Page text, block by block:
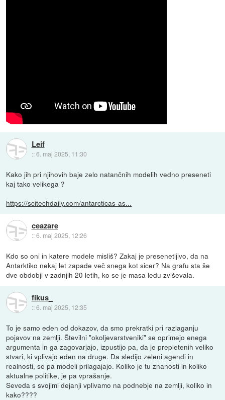
Leif
::6. maj 2025, 11:30
Kako jih pri njihovih baje zelo natančnih modelih vedno preseneti
kaj tako velikega ?
https://scitechdaily.com/antarcticas-as...
ceazare
::6. maj 2025, 12:26
Kdo so oni in katere modele misliš? Zakaj je presenetljivo, da na
Antarktiko nekaj let zapade več snega kot sicer? Na grafu sta še
dve obdobji v zadnjih 20 letih, ko se je masa ledu zviševala.
fikus_
::6. maj 2025, 12:35
To je samo eden od dokazov, da smo prekratki pri razlaganju
pojavov na zemlji. Številni "okoljevarstveniki" se oprimejo enega
argumenta in ga zagovarjajo, izpustijo pa, da je prepletenih veliko
stvari, ki vplivajo eden na druge. Da sledijo zeleni agendi in
realnosti, se pa modeli prilagajajo. Koliko je tu znanosti in koliko
aktualne politike, je pa vprašanje.
Seveda s svojimi dejanji vplivamo na podnebje na zemlji, koliko in
kako????